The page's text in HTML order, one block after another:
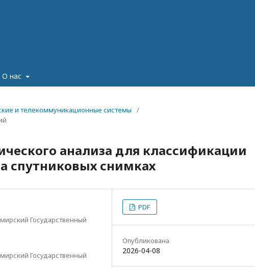
О нас
и телекоммуникационные системы
/
анализа для классификации
спутниковых снимках
Государственный
Государственный
PDF
Опубликована
2026-04-08